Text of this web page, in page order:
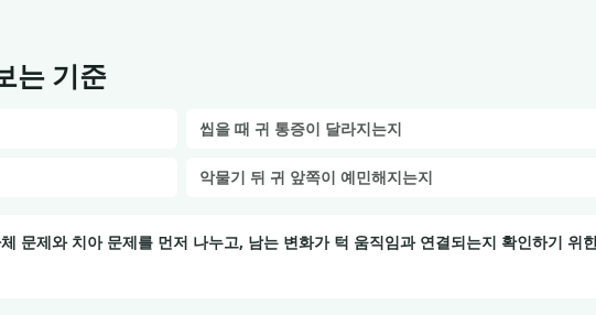
는 기준
씹을 때 귀 통증이 달라지는지
악물기 뒤 귀 앞쪽이 예민해지는지
문제와 치아 문제를 먼저 나누고, 남는 변화가 턱 움직임과 연결되는지 확인하기 위